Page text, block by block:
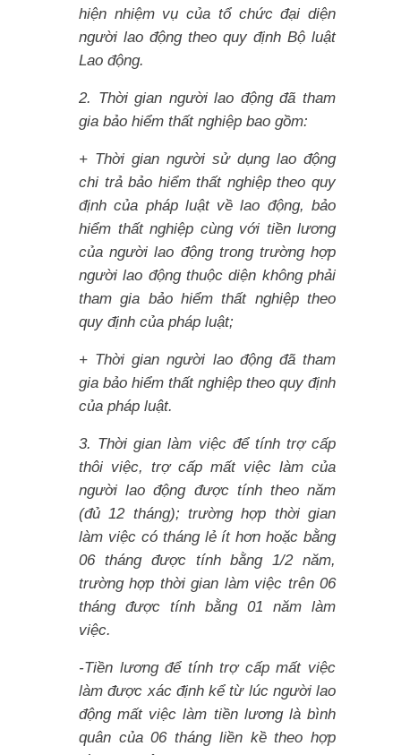
hiện nhiệm vụ của tổ chức đại diện
người lao động theo quy định Bộ luật
Lao động.
2. Thời gian người lao động đã tham
gia bảo hiểm thất nghiệp bao gồm:
+ Thời gian người sử dụng lao động
chi trả bảo hiểm thất nghiệp theo quy
định của pháp luật về lao động, bảo
hiểm thất nghiệp cùng với tiền lương
của người lao động trong trường hợp
người lao động thuộc diện không phải
tham gia bảo hiểm thất nghiệp theo
quy định của pháp luật;
+ Thời gian người lao động đã tham
gia bảo hiểm thất nghiệp theo quy định
của pháp luật.
3. Thời gian làm việc để tính trợ cấp
thôi việc, trợ cấp mất việc làm của
người lao động được tính theo năm
(đủ 12 tháng); trường hợp thời gian
làm việc có tháng lẻ ít hơn hoặc bằng
06 tháng được tính bằng 1/2 năm,
trường hợp thời gian làm việc trên 06
tháng được tính bằng 01 năm làm
việc.
-Tiền lương để tính trợ cấp mất việc
làm được xác định kể từ lúc người lao
động mất việc làm tiền lương là bình
quân của 06 tháng liền kề theo hợp